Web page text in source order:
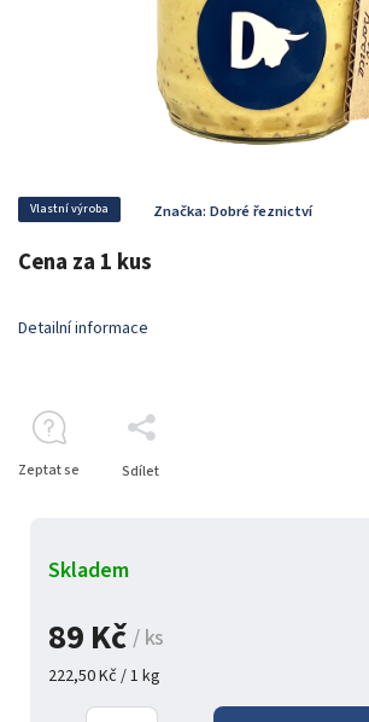
Vlastní výroba Značka: Dobré řeznictví
89 Kč/ ks
222,50 Kč / 1 kg
Skladem
Cena za 1 kus
Detailní informace
Zeptat se Sdílet